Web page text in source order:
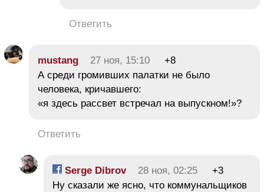
Ответить
mustang 27 ноя, 15:10
+8
А среди громивших палатки не было
человека, кричавшего:
«я здесь рассвет встречал на выпускном!»?
Ответить
Serge Dibrov 28 ноя, 02:25
+3
Ну сказали же ясно, что коммунальщиков